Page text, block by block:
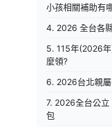
小孩相關補助有
4. 2026 全台各
5. 115年(2026
麼領?
6. 2026台北親
7. 2026全台公立
包